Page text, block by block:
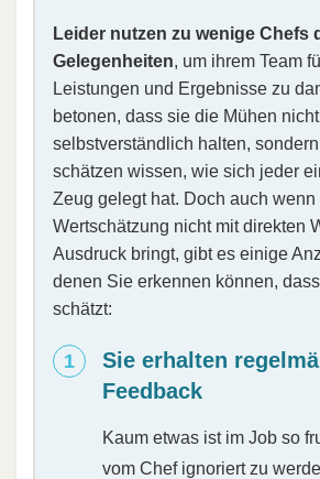
Leider nutzen zu wenige Chefs
Gelegenheiten, um ihrem Team
Leistungen und Ergebnisse zu
betonen, dass sie die Mühen
selbstverständlich halten,
schätzen wissen, wie sich jeder
Zeug gelegt hat. Doch auch
Wertschätzung nicht mit direkten
Ausdruck bringt, gibt es einige
denen Sie erkennen können,
schätzt:
Sie erhalten
Feedback
Kaum etwas ist im Job so
vom Chef ignoriert zu